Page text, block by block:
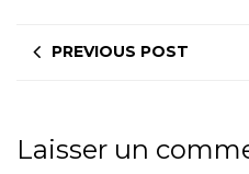
PREVIOUS POST
Laisser un